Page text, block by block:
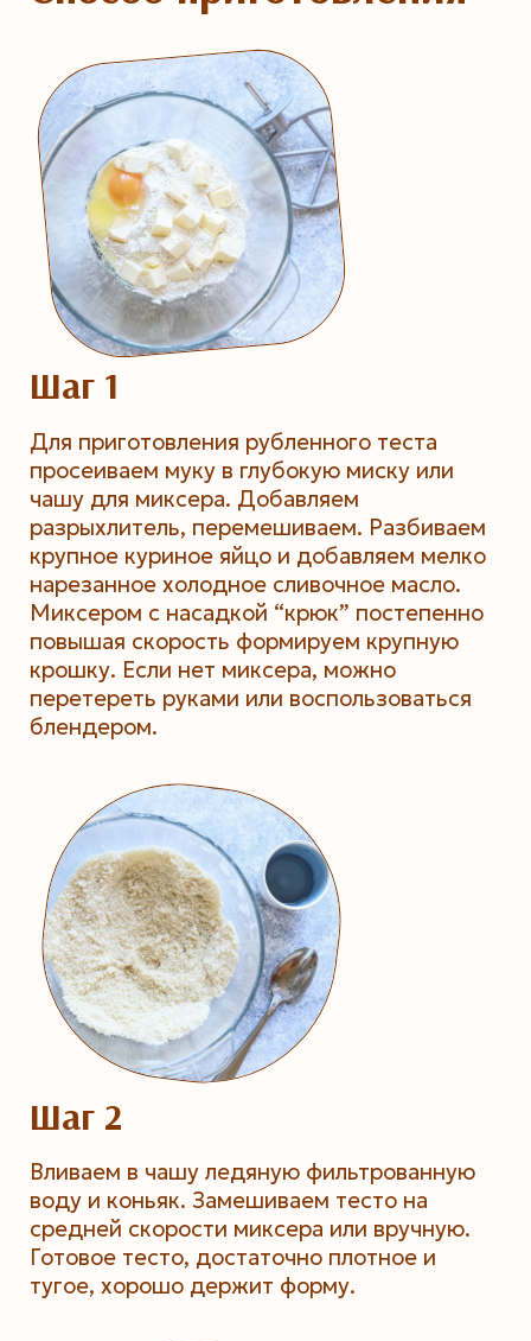
Шаг 1
Для приготовления рубленного теста
просеиваем муку в глубокую миску или
чашу для миксера. Добавляем
разрыхлитель, перемешиваем. Разбиваем
крупное куриное яйцо и добавляем мелко
нарезанное холодное сливочное масло.
Миксером с насадкой “крюк” постепенно
повышая скорость формируем крупную
крошку. Если нет миксера, можно
перетереть руками или воспользоваться
блендером.
Шаг 2
Вливаем в чашу ледяную фильтрованную
воду и коньяк. Замешиваем тесто на
средней скорости миксера или вручную.
Готовое тесто, достаточно плотное и
тугое, хорошо держит форму.